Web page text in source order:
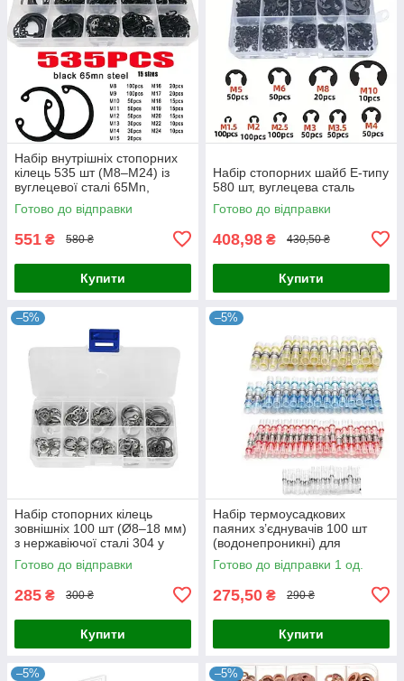
Набір внутрішніх стопорних
кілець 535 шт (M8–M24) із
вуглецевої сталі 65Mn,
чорного кольору, у
пластиковому боксі
Готово до відправки
551 ₴ 580 ₴
Купити
Набір стопорних шайб E-типу
580 шт, вуглецева сталь
Готово до відправки
408,98 ₴ 430,50 ₴
Купити
–5%
Набір стопорних кілець
зовнішніх 100 шт (Ø8–18 мм)
з нержавіючої сталі 304 у
пластиковій коробці
Готово до відправки
285 ₴ 300 ₴
Купити
–5%
Набір термоусадкових
паяних з’єднувачів 100 шт
(водонепроникні) для
електричних дротів — із
паяльним кільцем і
Готово до відправки 1 од.
275,50 ₴ 290 ₴
Купити
–5% –5%